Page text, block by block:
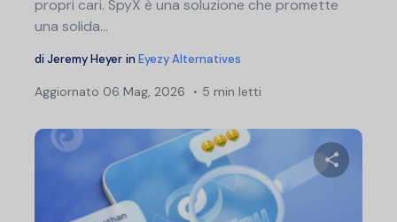
propri cari. SpyX è una soluzione che promette
una solida...
di Jeremy Heyer in Eyezy Alternatives
Aggiornato 06 Mag, 2026 5 min letti